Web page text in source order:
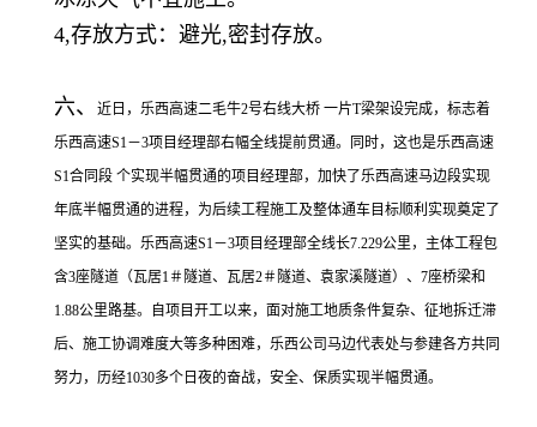
4,存放方式：避光,密封存放。
六、
近日，乐西高速二毛牛2号右线大桥 一片T梁架设完成，标志着
乐西高速S1－3项目经理部右幅全线提前贯通。同时，这也是乐西高速
S1合同段 个实现半幅贯通的项目经理部，加快了乐西高速马边段实现
年底半幅贯通的进程，为后续工程施工及整体通车目标顺利实现奠定了
坚实的基础。乐西高速S1－3项目经理部全线长7.229公里，主体工程包
含3座隧道（瓦居1＃隧道、瓦居2＃隧道、袁家溪隧道）、7座桥梁和
1.88公里路基。自项目开工以来，面对施工地质条件复杂、征地拆迁滞
后、施工协调难度大等多种困难，乐西公司马边代表处与参建各方共同
努力，历经1030多个日夜的奋战，安全、保质实现半幅贯通。